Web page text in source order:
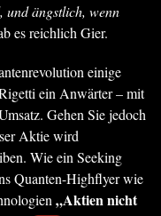
und ängstlich, wenn
es reichlich Gier.
einige
ein Anwärter – mit
Gehen Sie jedoch
Aktie wird
Wie ein Seeking
Quanten-Highflyer wie
„Aktien nicht